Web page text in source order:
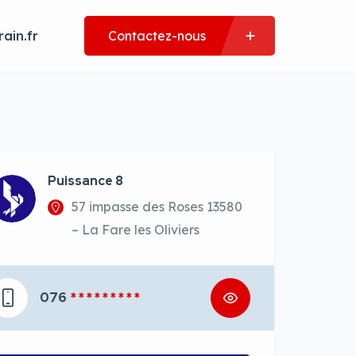
Contactez-nous
Puissance 8
57 impasse des Roses 13580
– La Fare les Oliviers
076 * * * * * * * * *